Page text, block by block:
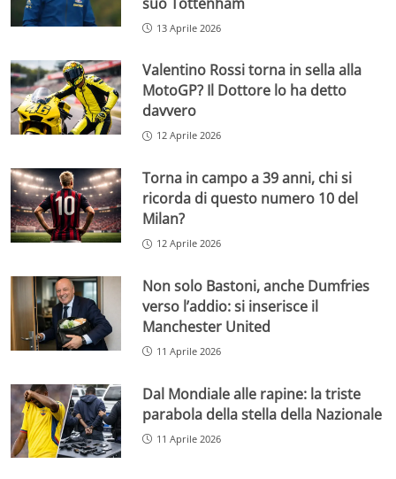
13 Aprile 2026
Valentino Rossi torna in sella alla
MotoGP? Il Dottore lo ha detto
davvero
12 Aprile 2026
Torna in campo a 39 anni, chi si
ricorda di questo numero 10 del
Milan?
12 Aprile 2026
Non solo Bastoni, anche Dumfries
verso l’addio: si inserisce il
Manchester United
11 Aprile 2026
Dal Mondiale alle rapine: la triste
parabola della stella della Nazionale
11 Aprile 2026